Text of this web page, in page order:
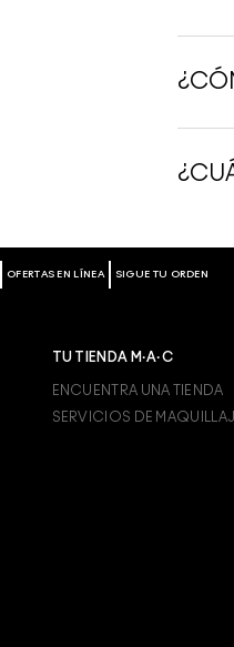
de que
OFERTAS EN LÍNEA SIGUE TU ORDEN
TU TIENDA M·A·C
ENCUENTRA UNA TIENDA
SERVICIOS DE